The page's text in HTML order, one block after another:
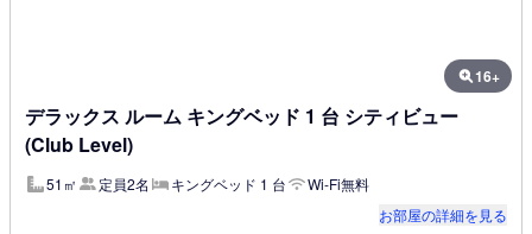
16+
デラックス ルーム キングベッド 1 台 シティビュー
(Club Level)
51㎡ 定員2名 キングベッド 1 台
Wi-Fi無料
お部屋の詳細を見る